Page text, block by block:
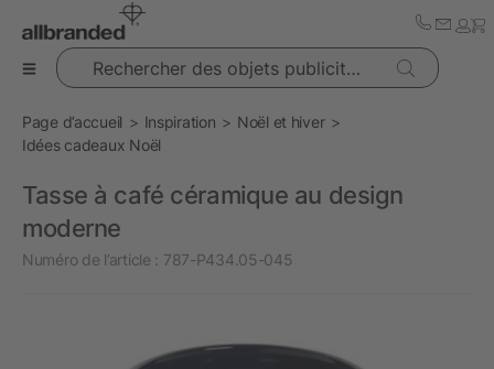
Rechercher des objets publicitaires
Page d’accueil Inspiration
Noël et hiver
Idées cadeaux Noël
Tasse à café céramique au design
moderne
Numéro de l’article : 787-P434.05-045